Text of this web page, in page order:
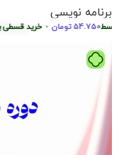
54.750تومان • خرید قسطی با
برنامه نویسی